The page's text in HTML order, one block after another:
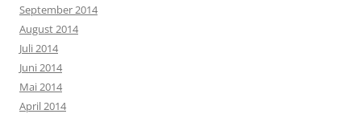
September 2014
August 2014
Juli 2014
Juni 2014
Mai 2014
April 2014